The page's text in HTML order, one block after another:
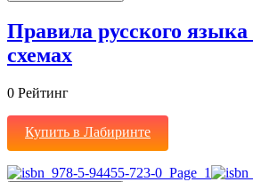
Правила русского
схемах
0 Рейтинг
Купить в Лабиринте